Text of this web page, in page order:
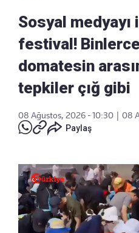
Sosyal medyayı
festival!
domatesin
tepkiler çığ gibi
08 Ağustos, 2026 - 10:30
08
Paylaş